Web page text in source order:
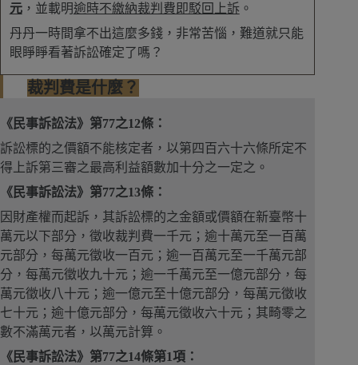
元，並載明逾時不繳納裁判費即駁回上訴。
丹丹一時間拿不出這麼多錢，非常苦惱，難道就只能
眼睜睜看著訴訟確定了嗎？
裁判費是什麼？
《民事訴訟法》第77之12條：
訴訟標的之價額不能核定者，以第四百六十六條所定不
得上訴第三審之最高利益額數加十分之一定之。
《民事訴訟法》第77之13條：
因財產權而起訴，其訴訟標的之金額或價額在新臺幣十
萬元以下部分，徵收裁判費一千元；逾十萬元至一百萬
元部分，每萬元徵收一百元；逾一百萬元至一千萬元部
分，每萬元徵收九十元；逾一千萬元至一億元部分，每
萬元徵收八十元；逾一億元至十億元部分，每萬元徵收
七十元；逾十億元部分，每萬元徵收六十元；其畸零之
數不滿萬元者，以萬元計算。
《民事訴訟法》第77之14條第1項：